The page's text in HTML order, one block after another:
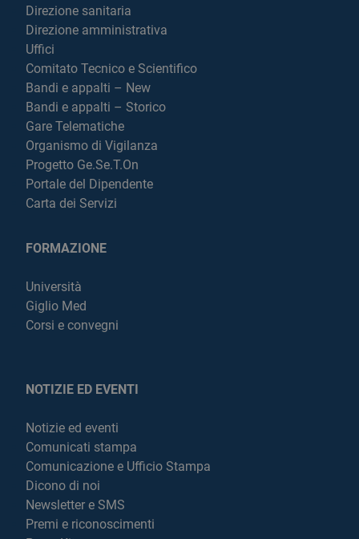
Direzione sanitaria
Direzione amministrativa
Uffici
Comitato Tecnico e Scientifico
Bandi e appalti – New
Bandi e appalti – Storico
Gare Telematiche
Organismo di Vigilanza
Progetto Ge.Se.T.On
Portale del Dipendente
Carta dei Servizi
FORMAZIONE
Università
Giglio Med
Corsi e convegni
NOTIZIE ED EVENTI
Notizie ed eventi
Comunicati stampa
Comunicazione e Ufficio Stampa
Dicono di noi
Newsletter e SMS
Premi e riconoscimenti